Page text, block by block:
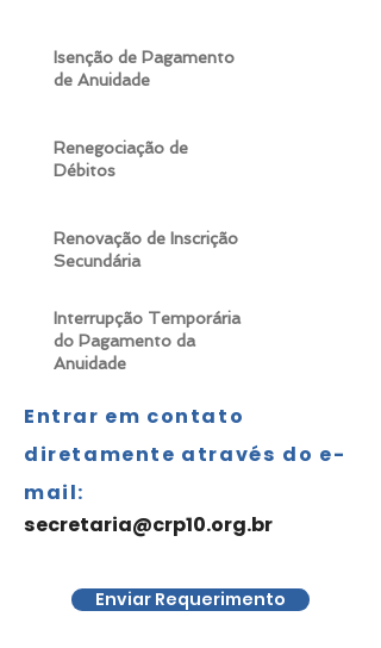
Isenção de Pagamento
de Anuidade
Renegociação de
Débitos
Renovação de Inscrição
Secundária
Interrupção Temporária
do Pagamento da
Anuidade
Entrar em contato
diretamente através do e-
mail:
secretaria@crp10.org.br
Enviar Requerimento